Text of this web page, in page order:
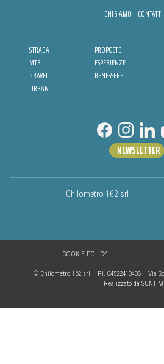
CHI SIAMO CONTATTI
STRADA
MTB
GRAVEL
URBAN
PROPOSTE
ESPERIENZE
BENESSERE
Chilometro 162 srl
NEWSLETTER
© Chilometro 162 srl – P.I. 04522410408 – Via
Realizzato da
COOKIE POLICY